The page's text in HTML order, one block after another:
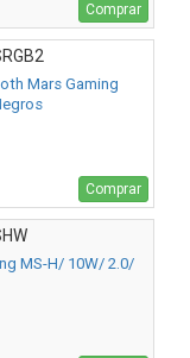
Comprar
Mars Gaming
Comprar
MS-H/ 10W/ 2.0/